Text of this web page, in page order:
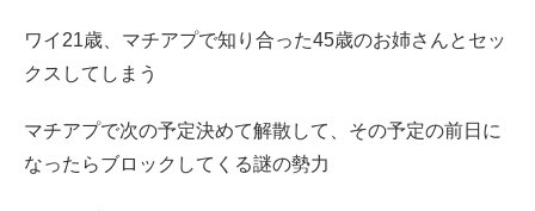
ワイ21歳、マチアプで知り合った45歳のお姉さんとセッ
クスしてしまう
マチアプで次の予定決めて解散して、その予定の前日に
なったらブロックしてくる謎の勢力